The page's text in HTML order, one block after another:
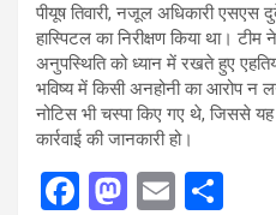
पीयूष तिवारी, नजूल अधिकारी एसएस
हास्पिटल का निरीक्षण किया था।
अनुपस्थिति को ध्यान में रखते हुए
भविष्य में किसी अनहोनी का आरोप
नोटिस भी चस्पा किए गए थे, जिससे
कार्रवाई की जानकारी हो।
F
M E